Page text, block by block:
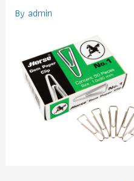
By admin